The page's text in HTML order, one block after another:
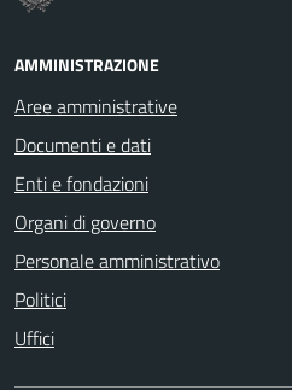
AMMINISTRAZIONE
Aree amministrative
Documenti e dati
Enti e fondazioni
Organi di governo
Personale amministrativo
Politici
Uffici